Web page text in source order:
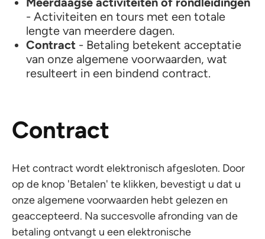
- Activiteiten en tours met een totale
lengte van meerdere dagen.
Contract - Betaling betekent acceptatie
van onze algemene voorwaarden, wat
resulteert in een bindend contract.
Contract
Het contract wordt elektronisch afgesloten. Door
op de knop 'Betalen' te klikken, bevestigt u dat u
onze algemene voorwaarden hebt gelezen en
geaccepteerd. Na succesvolle afronding van de
betaling ontvangt u een elektronische